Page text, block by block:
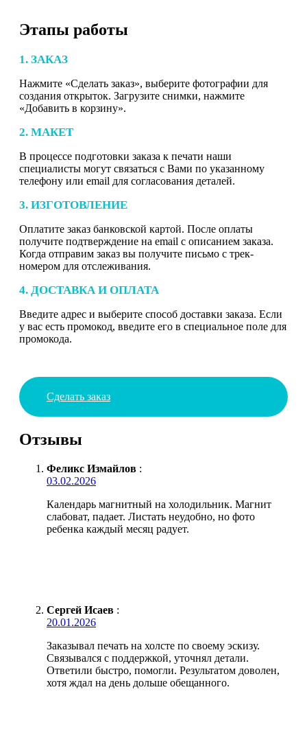
Этапы работы
1. ЗАКАЗ
Нажмите «Сделать заказ», выберите фотографии для
создания открыток. Загрузите снимки, нажмите
«Добавить в корзину».
2. МАКЕТ
В процессе подготовки заказа к печати наши
специалисты могут связаться с Вами по указанному
телефону или email для согласования деталей.
3. ИЗГОТОВЛЕНИЕ
Оплатите заказ банковской картой. После оплаты
получите подтверждение на email с описанием заказа.
Когда отправим заказ вы получите письмо с трек-
номером для отслеживания.
4. ДОСТАВКА И ОПЛАТА
Введите адрес и выберите способ доставки заказа. Если
у вас есть промокод, введите его в специальное поле для
промокода.
Сделать заказ
Отзывы
Феликс Измайлов :
03.02.2026
Календарь магнитный на холодильник. Магнит
слабоват, падает. Листать неудобно, но фото
ребенка каждый месяц радует.
Сергей Исаев :
20.01.2026
Заказывал печать на холсте по своему эскизу.
Связывался с поддержкой, уточнял детали.
Ответили быстро, помогли. Результатом доволен,
хотя ждал на день дольше обещанного.